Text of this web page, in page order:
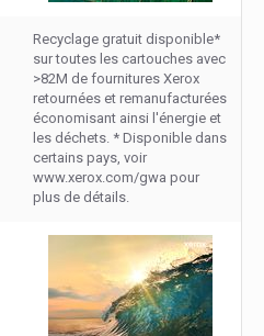
Recyclage gratuit disponible*
sur toutes les cartouches avec
>82M de fournitures Xerox
retournées et remanufacturées
économisant ainsi l'énergie et
les déchets. * Disponible dans
certains pays, voir
www.xerox.com/gwa pour
plus de détails.